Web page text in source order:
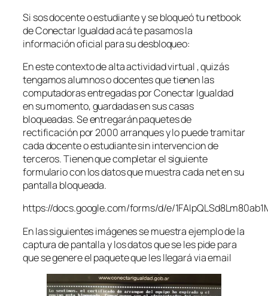
Si sos docente o estudiante y se bloqueó tu netbook
de Conectar Igualdad acá te pasamos la
información oficial para su desbloqueo:
En este contexto de alta actividad virtual , quizás
tengamos alumnos o docentes que tienen las
computadoras entregadas por Conectar Igualdad
en su momento, guardadas en sus casas
bloqueadas. Se entregarán paquetes de
rectificación por 2000 arranques y lo puede tramitar
cada docente o estudiante sin intervencion de
terceros. Tienen que completar el siguiente
formulario con los datos que muestra cada net en su
pantalla bloqueada.
https://docs.google.com/forms/d/e/
En las siguientes imágenes se muestra ejemplo de la
captura de pantalla y los datos que se les pide para
que se genere el paquete que les llegará via email